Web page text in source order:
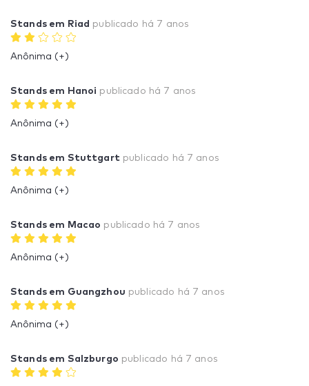
Stands em Riad publicado há 7 anos
Anônima (+)
Stands em Hanoi publicado há 7 anos
Anônima (+)
Stands em Stuttgart publicado há 7 anos
Anônima (+)
Stands em Macao publicado há 7 anos
Anônima (+)
Stands em Guangzhou publicado há 7 anos
Anônima (+)
Stands em Salzburgo publicado há 7 anos